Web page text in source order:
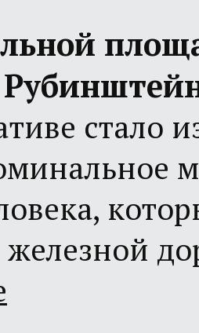
стало
железной